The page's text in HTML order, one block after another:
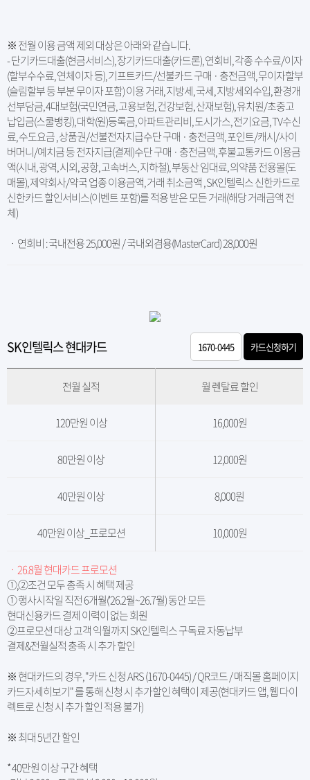
※ 전월 이용 금액 제외 대상은 아래와 같습니다.
- 단기카드대출(현금서비스), 장기카드대출(카드론), 연회비, 각종 수수료/이자
(할부수수료, 연체이자 등), 기프트카드/선불카드 구매 · 충전금액, 무이자할부
(슬림할부 등 부분 무이자 포함) 이용 거래, 지방세, 국세, 지방세외수입, 환경개
선부담금, 4대보험(국민연금, 고용보험, 건강보험, 산재보험), 유치원/초중고
납입금(스쿨뱅킹), 대학(원)등록금, 아파트관리비, 도시가스, 전기요금, TV수신
료, 수도요금 , 상품권/선불전자지급수단 구매 · 충전금액, 포인트/캐시/사이
버머니/예치금 등 전자지급(결제)수단 구매 · 충전금액, 후불교통카드 이용금
액(시내, 광역, 시외, 공항, 고속버스, 지하철), 부동산 임대료, 의약품 전용몰(도
매몰), 제약회사/약국 업종 이용금액, 거래 취소금액 , SK인텔릭스 신한카드로
신한카드 할인서비스(이벤트 포함)를 적용 받은 모든 거래(해당 거래금액 전
체)
ㆍ 연회비 : 국내전용 25,000원 / 국내외겸용(MasterCard) 28,000원
SK인텔릭스 현대카드 1670-0445 카드신청하기
전월 실적 월 렌탈료 할인
120만원 이상 16,000원
80만원 이상 12,000원
40만원 이상 8,000원
40만원 이상_프로모션 10,000원
ㆍ 26.8월 현대카드 프로모션
①,②조건 모두 총족 시 혜택 제공
① 행사시작일 직전 6개월('26.2월~26.7월) 동안 모든
현대신용카드 결제 이력이 없는 회원
②프로모션 대상 고객 익월까지 SK인텔릭스 구독료 자동납부
결제&전월실적 충족 시 추가 할인
※ 현대카드의 경우, "카드 신청 ARS (1670-0445) / QR코드 / 매직몰 홈페이지
카드자세히보기" 를 통해 신청 시 추가할인 혜택이 제공(현대카드 앱, 웹 다이
렉트로 신청 시 추가 할인 적용 불가)
※ 최대 5년간 할인
* 40만원 이상 구간 혜택